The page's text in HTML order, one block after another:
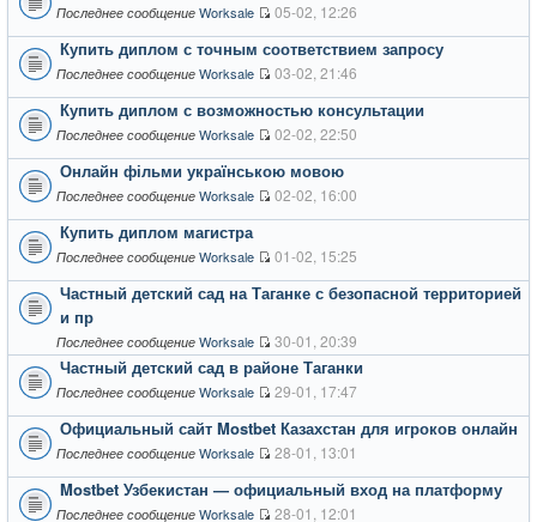
Последнее сообщение Worksale 05-02, 12:26
Купить диплом с точным соответствием запросу
Последнее сообщение Worksale 03-02, 21:46
Купить диплом с возможностью консультации
Последнее сообщение Worksale 02-02, 22:50
Онлайн фільми українською мовою
Последнее сообщение Worksale 02-02, 16:00
Купить диплом магистра
Последнее сообщение Worksale 01-02, 15:25
Частный детский сад на Таганке с безопасной территорией
и пр
Последнее сообщение Worksale 30-01, 20:39
Частный детский сад в районе Таганки
Последнее сообщение Worksale 29-01, 17:47
Официальный сайт Mostbet Казахстан для игроков онлайн
Последнее сообщение Worksale 28-01, 13:01
Mostbet Узбекистан — официальный вход на платформу
Последнее сообщение Worksale 28-01, 12:01